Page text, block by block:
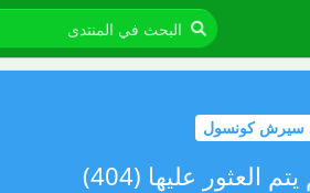
سيرش كونسول
عليها (404)